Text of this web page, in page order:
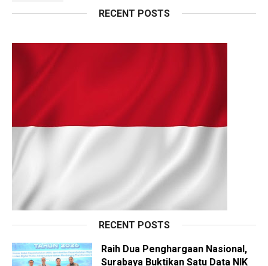
RECENT POSTS
RECENT POSTS
Raih Dua Penghargaan Nasional,
Surabaya Buktikan Satu Data NIK